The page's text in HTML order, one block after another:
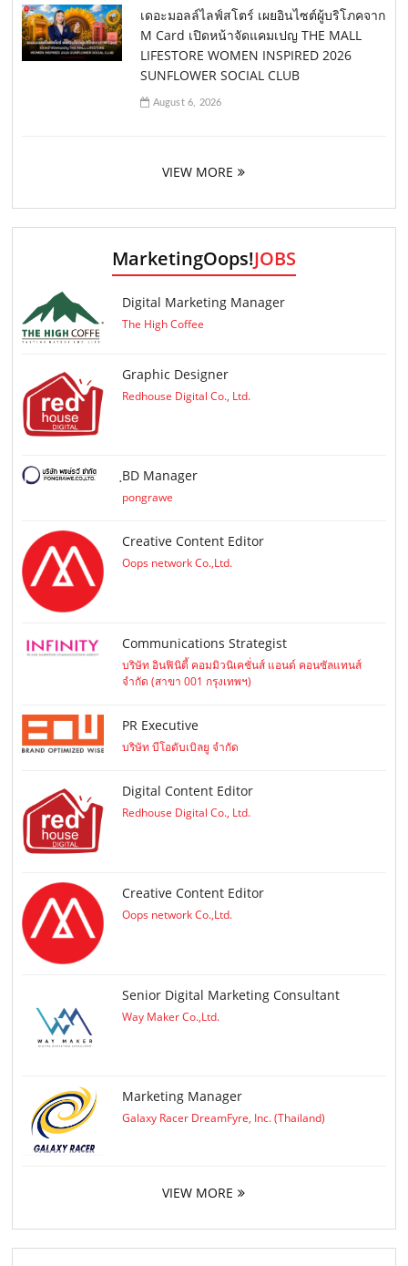
เดอะมอลล์ไลฟ์สโตร์ เผยอินไซต์ผู้บริโภคจาก
M Card เปิดหน้าจัดแคมเปญ THE MALL
LIFESTORE WOMEN INSPIRED 2026
SUNFLOWER SOCIAL CLUB
August 6, 2026
VIEW MORE
MarketingOops!JOBS
Digital Marketing Manager
The High Coffee
Graphic Designer
Redhouse Digital Co., Ltd.
ฺBD Manager
pongrawe
Creative Content Editor
Oops network Co.,Ltd.
Communications Strategist
บริษัท อินฟินิตี้ คอมมิวนิเคชั่นส์ แอนด์ คอนซัลแทนส์
จำกัด (สาขา 001 กรุงเทพฯ)
PR Executive
บริษัท บีโอดับเบิลยู จำกัด
Digital Content Editor
Redhouse Digital Co., Ltd.
Creative Content Editor
Oops network Co.,Ltd.
Senior Digital Marketing Consultant
Way Maker Co.,Ltd.
Marketing Manager
Galaxy Racer DreamFyre, Inc. (Thailand)
VIEW MORE